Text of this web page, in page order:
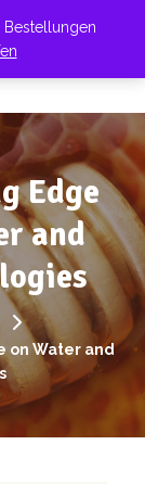
Edge
and
on Water and
Bestellungen